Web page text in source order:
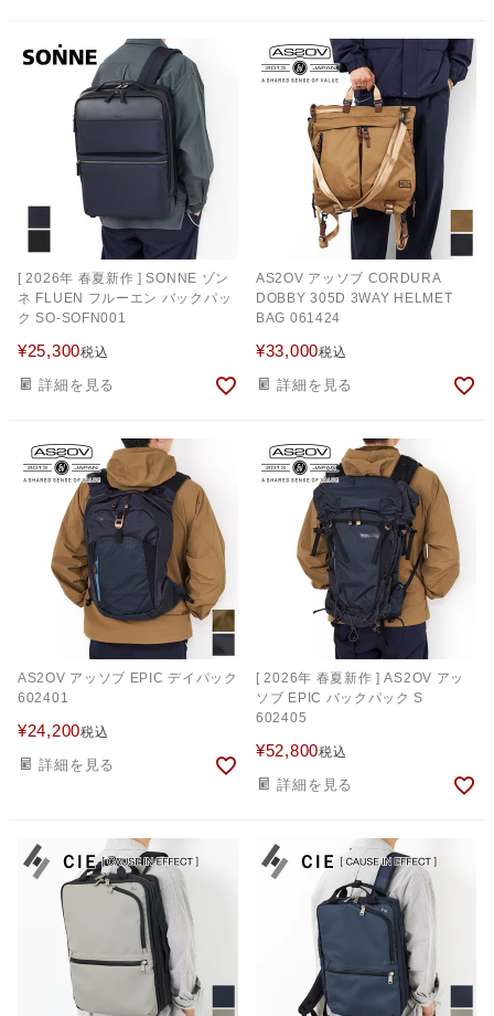
[ 2026年 春夏新作 ] SONNE ゾン
ネ FLUEN フルーエン バックパッ
ク SO-SOFN001
¥25,300税込
詳細を見る
AS2OV アッソブ CORDURA
DOBBY 305D 3WAY HELMET
BAG 061424
¥33,000税込
詳細を見る
AS2OV アッソブ EPIC デイパック
602401
¥24,200税込
詳細を見る
[ 2026年 春夏新作 ] AS2OV アッ
ソブ EPIC バックパック S
602405
¥52,800税込
詳細を見る